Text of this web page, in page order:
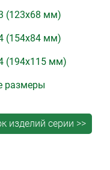
(123x68 мм)
(154x84 мм)
(194x115 мм)
размеры